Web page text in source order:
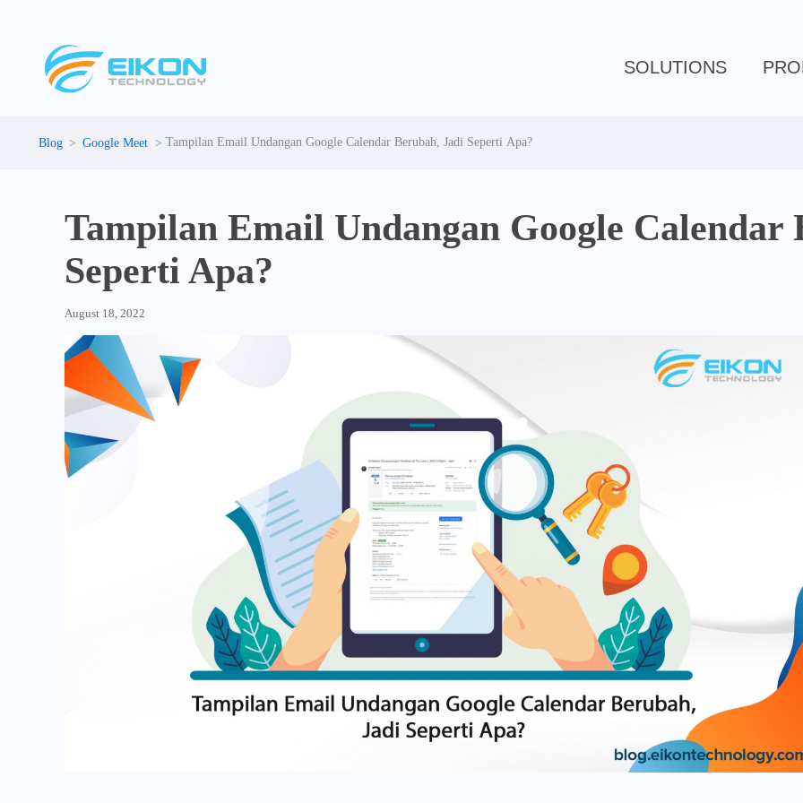
SOLUTIONS
Google Meet Tampilan Email Undangan Google Calendar Berubah, Jadi Seperti Apa?
Tampilan Email Undangan Google Calendar
Seperti Apa?
August 18, 2022